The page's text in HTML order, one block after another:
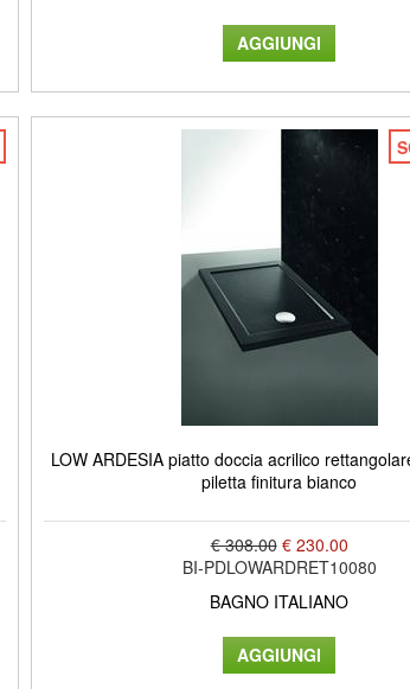
LOW ARDESIA piatto doccia acrilico
piletta finitura bianco
€ 308.00 € 230.00
BI-PDLOWARDRET10080
BAGNO ITALIANO